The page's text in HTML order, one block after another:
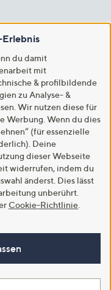
Erlebnis
du damit
mit
& profilbildende
zu Analyse- &
Wir nutzen diese für
Werbung. Wenn du dies
(für essenzielle
Deine
dieser Webseite
widerrufen, indem du
änderst. Dies lässt
unberührt.
Cookie-Richtlinie